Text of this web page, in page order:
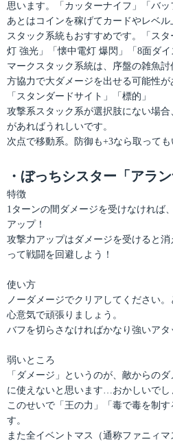
思います。「カッターナイフ」「バッ
あとはコインを稼げてカードやレベ
スタック系統もおすすめです。「ス
灯 強光」「懐中電灯 爆閃」「8面ダイ
マークスタック系統は、序盤の雑魚
方協力で大ダメージを出せる可能性が
「スタンダードサイト」「標的」
攻撃系スタック系が選択肢にない場合
があればうれしいです。
次点で移動系。防御も+3なら取っても
・ぼっちシスター「アラン
特徴
1ターンの間ダメージを受けなければ
アップ！
攻撃力アップはダメージを受けると
って戦闘を回避しよう！
使い方
ノーダメージでクリアしてください
心意気で頑張りましょう。
バフを切らさなければかなり強いアタ
弱いところ
「ダメージ」というのが、敵からの
に使えないと思います…おかしいで
このせいで「王の力」「毒で毒を制
す。
また全イベントマス（通称ファニィ